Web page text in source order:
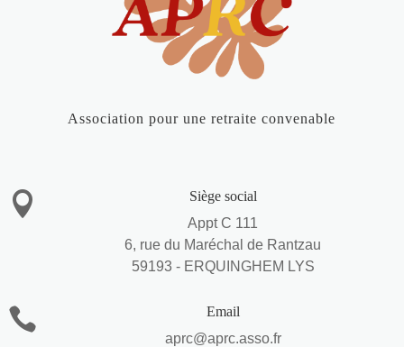
Association pour une retraite convenable

Siège social
Appt C 111
6, rue du Maréchal de Rantzau
59193 - ERQUINGHEM LYS

Email
aprc@aprc.asso.fr